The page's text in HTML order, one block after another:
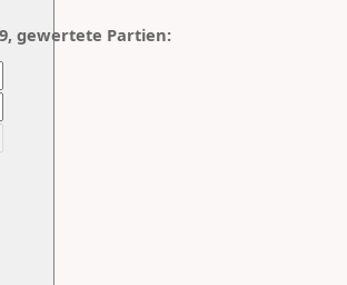
gewertete Partien: